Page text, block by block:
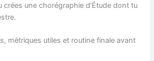
crées une chorégraphie d’Étude dont tu
métriques utiles et routine finale avant